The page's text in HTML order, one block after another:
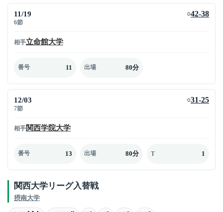
11/19
6節
○42-38
相手立命館大学
番号 11 出場 80分
12/03
7節
○31-25
相手関西学院大学
番号 13 出場 80分 T 1
関西大学リーグ入替戦
摂南大学